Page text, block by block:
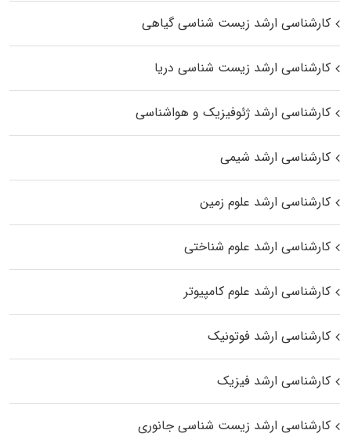
کارشناسی ارشد زیست‌ شناسی گیاهی
کارشناسی ارشد زیست‌ شناسی دریا
کارشناسی ارشد ژئوفیزیک و هواشناسی
کارشناسی ارشد شیمی
کارشناسی ارشد علوم زمین
کارشناسی ارشد علوم شناختی
کارشناسی ارشد علوم کامپیوتر
کارشناسی ارشد فوتونیک
کارشناسی ارشد فیزیک
کارشناسی ارشد زیست‌ شناسی جانوری